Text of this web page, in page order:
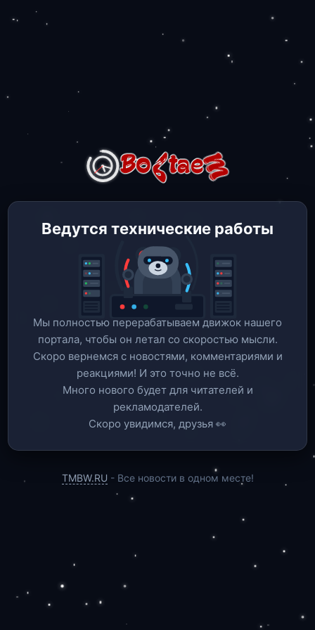
Ведутся технические работы
Мы полностью перерабатываем движок нашего
портала, чтобы он летал со скоростью мысли.
Скоро вернемся c новостями, комментариями и
реакциями! И это точно не всё.
Много нового будет для читателей и
рекламодателей.
Скоро увидимся, друзья 👀
TMBW.RU - Все новости в одном месте!